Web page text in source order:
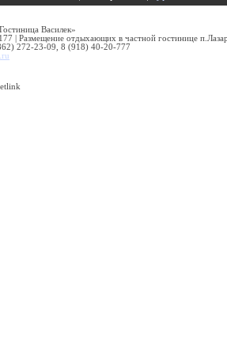
Василек»
| Размещение отдыхающих в частной гостинице
272-23-09, 8 (918) 40-20-777